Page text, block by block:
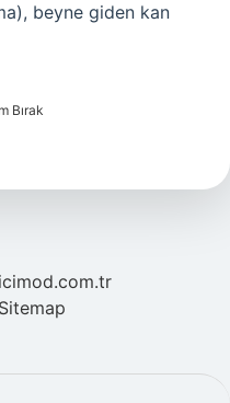
beyne giden kan
Bırak
Sitemap